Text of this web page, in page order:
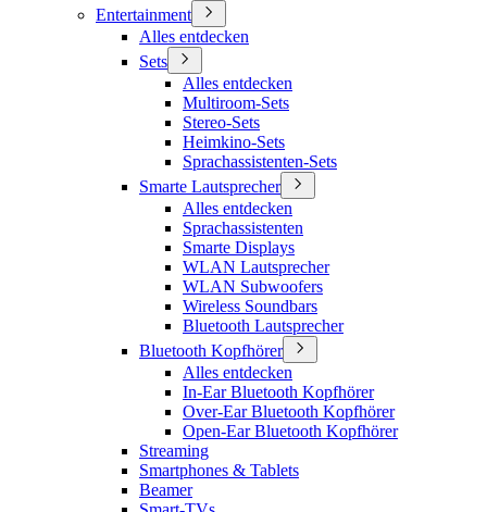
Entertainment
Alles entdecken
Sets
Alles entdecken
Multiroom-Sets
Stereo-Sets
Heimkino-Sets
Sprachassistenten-Sets
Smarte Lautsprecher
Alles entdecken
Sprachassistenten
Smarte Displays
WLAN Lautsprecher
WLAN Subwoofers
Wireless Soundbars
Bluetooth Lautsprecher
Bluetooth Kopfhörer
Alles entdecken
In-Ear Bluetooth Kopfhörer
Over-Ear Bluetooth Kopfhörer
Open-Ear Bluetooth Kopfhörer
Streaming
Smartphones & Tablets
Beamer